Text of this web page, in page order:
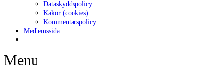
Dataskyddspolicy
Kakor (cookies)
Kommentarspolicy
Medlemssida
Menu